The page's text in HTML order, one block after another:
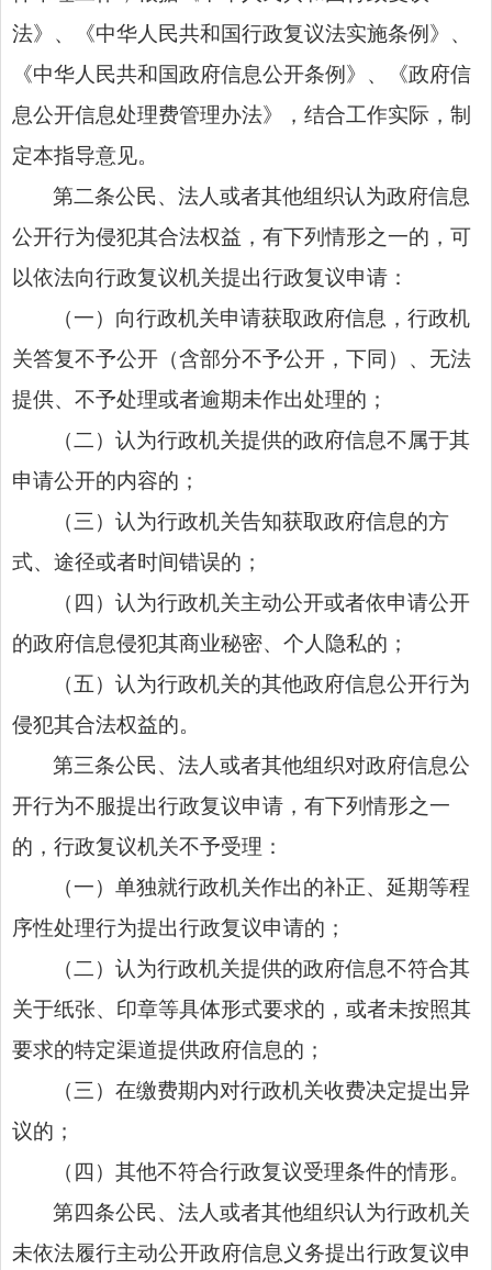
法》、《中华人民共和国行政复议法实施条例》、
《中华人民共和国政府信息公开条例》、《政府信
息公开信息处理费管理办法》，结合工作实际，制
定本指导意见。
第二条公民、法人或者其他组织认为政府信息
公开行为侵犯其合法权益，有下列情形之一的，可
以依法向行政复议机关提出行政复议申请：
（一）向行政机关申请获取政府信息，行政机
关答复不予公开（含部分不予公开，下同）、无法
提供、不予处理或者逾期未作出处理的；
（二）认为行政机关提供的政府信息不属于其
申请公开的内容的；
（三）认为行政机关告知获取政府信息的方
式、途径或者时间错误的；
（四）认为行政机关主动公开或者依申请公开
的政府信息侵犯其商业秘密、个人隐私的；
（五）认为行政机关的其他政府信息公开行为
侵犯其合法权益的。
第三条公民、法人或者其他组织对政府信息公
开行为不服提出行政复议申请，有下列情形之一
的，行政复议机关不予受理：
（一）单独就行政机关作出的补正、延期等程
序性处理行为提出行政复议申请的；
（二）认为行政机关提供的政府信息不符合其
关于纸张、印章等具体形式要求的，或者未按照其
要求的特定渠道提供政府信息的；
（三）在缴费期内对行政机关收费决定提出异
议的；
（四）其他不符合行政复议受理条件的情形。
第四条公民、法人或者其他组织认为行政机关
未依法履行主动公开政府信息义务提出行政复议申